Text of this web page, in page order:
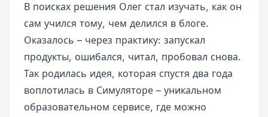
В поисках решения Олег стал изучать, как он
сам учился тому, чем делился в блоге.
Оказалось – через практику: запускал
продукты, ошибался, читал, пробовал снова.
Так родилась идея, которая спустя два года
воплотилась в Симуляторе – уникальном
образовательном сервисе, где можно